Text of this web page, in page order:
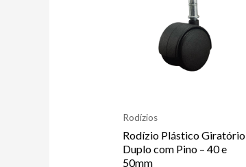
Rodízios
Rodízio Plástico Giratório
Duplo com Pino – 40 e
50mm